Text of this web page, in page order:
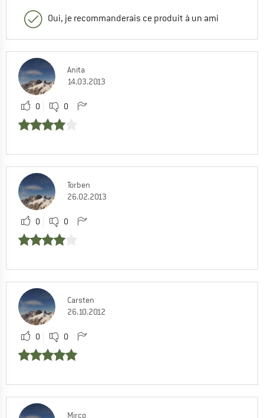
Oui, je recommanderais ce produit à un ami
Anita
14.03.2013
0 0
Torben
26.02.2013
0 0
Carsten
26.10.2012
0 0
Mirco